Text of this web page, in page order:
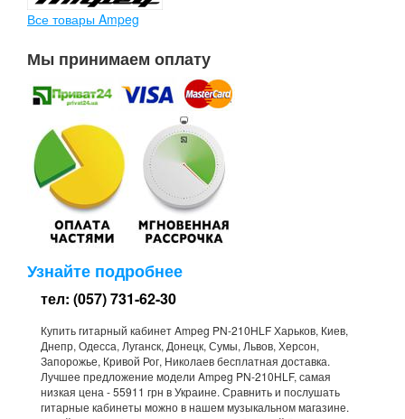
Все товары Ampeg
Мы принимаем оплату
Узнайте подробнее
тел: (057) 731-62-30
Купить гитарный кабинет Ampeg PN-210HLF Харьков, Киев,
Днепр, Одесса, Луганск, Донецк, Сумы, Львов, Херсон,
Запорожье, Кривой Рог, Николаев бесплатная доставка.
Лучшее предложение модели Ampeg PN-210HLF, самая
низкая цена - 55911 грн в Украине. Сравнить и послушать
гитарные кабинеты можно в нашем музыкальном магазине.